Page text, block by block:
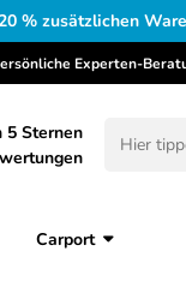
% zusätzlichen
Experten-
5 Sternen
Carport